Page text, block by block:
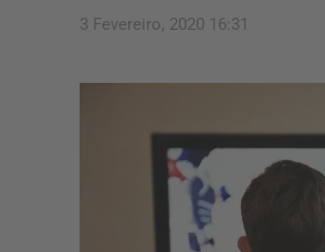
3 Fevereiro, 2020 16:31